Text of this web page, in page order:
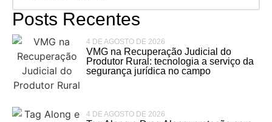
Posts Recentes
4 DE AGOSTO DE 2026
VMG na Recuperação Judicial do
Produtor Rural: tecnologia a serviço da
segurança jurídica no campo
4 DE AGOSTO DE 2026